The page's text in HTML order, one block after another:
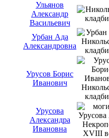
Ульянов
Александр
Васильевич
Урбан Ада
Александровна
Урусов Борис
Иванович
Урусова
Александра
Ивановна